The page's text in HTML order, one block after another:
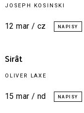
JOSEPH KOSINSKI
12 mar / cz
Sirât
OLIVER LAXE
15 mar / nd